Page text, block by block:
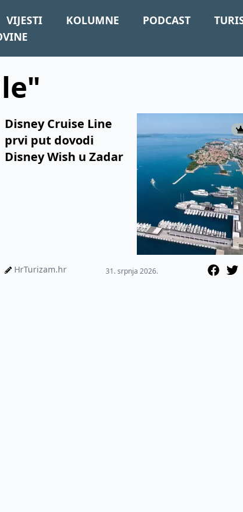
VIJESTI KOLUMNE PODCAST
Disney Cruise Line
prvi put dovodi
Disney Wish u Zadar
HrTurizam.hr 31. srpnja 2026.